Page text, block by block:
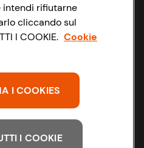
clienti
intendi rifiutarne
cliccando sul
I COOKIE. Cookie
I COOKIES
I COOKIE